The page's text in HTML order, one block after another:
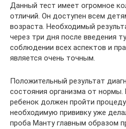
Данный тест имеет огромное
отличий. Он доступен всем
возраста. Необходимый
через три дня после введения
соблюдении всех аспектов и
является очень точным.
Положительный результат
состояния организма от нормы.
ребенок должен пройти
необходимую прививку уже
проба Манту главным образом